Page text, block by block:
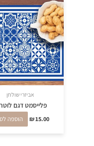
אביזרי שולחן
פלייסמט דגם
₪15.00 הוספה